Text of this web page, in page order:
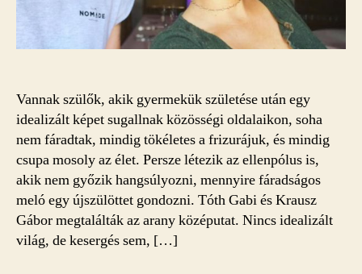
Vannak szülők, akik gyermekük születése után egy
idealizált képet sugallnak közösségi oldalaikon, soha
nem fáradtak, mindig tökéletes a frizurájuk, és mindig
csupa mosoly az élet. Persze létezik az ellenpólus is,
akik nem győzik hangsúlyozni, mennyire fáradságos
meló egy újszülöttet gondozni. Tóth Gabi és Krausz
Gábor megtalálták az arany középutat. Nincs idealizált
világ, de kesergés sem, […]